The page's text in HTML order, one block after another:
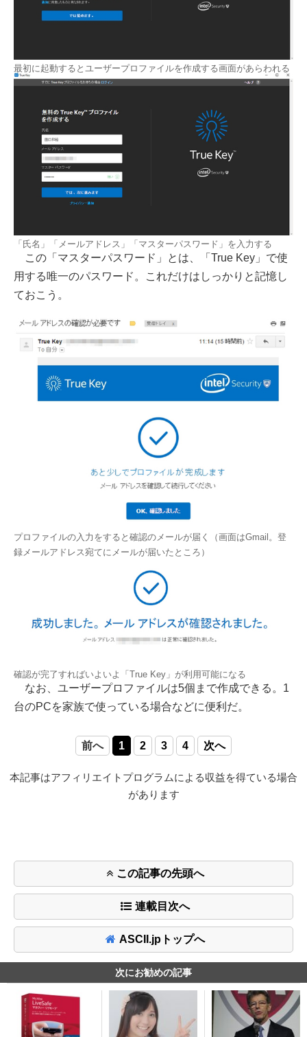
最初に起動するとユーザープロファイルを作成する画面があらわれる
「氏名」「メールアドレス」「マスターパスワード」を入力する
この「マスターパスワード」とは、「True Key」で使
用する唯一のパスワード。これだけはしっかりと記憶し
ておこう。
プロファイルの入力をすると確認のメールが届く（画面はGmail。登
録メールアドレス宛てにメールが届いたところ）
確認が完了すればいよいよ「True Key」が利用可能になる
なお、ユーザープロファイルは5個まで作成できる。1
台のPCを家族で使っている場合などに便利だ。
前へ 1 2 3 4 次へ
本記事はアフィリエイトプログラムによる収益を得ている場合
があります
この記事の先頭へ
連載目次へ
ASCII.jpトップへ
次にお勧めの記事